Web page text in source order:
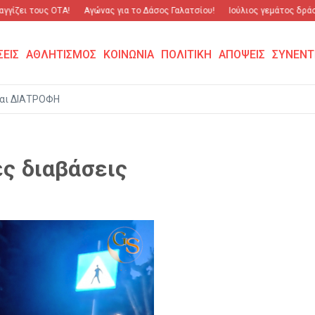
τους ΟΤΑ! Αγώνας για το Δάσος Γαλατσίου! Ιούλιος γεμάτος
ΑΘΛΗΤΙΣΜΟΣ ΚΟΙΝΩΝΙΑ ΠΟΛΙΤΙΚΗ ΑΠΟΨΕΙΣ
ΔΙΑΤΡΟΦΗ
διαβάσεις